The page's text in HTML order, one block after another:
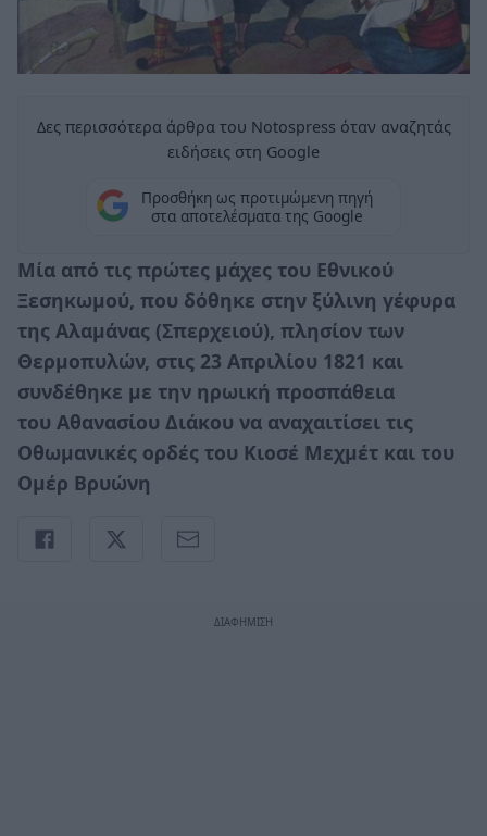
Δες περισσότερα άρθρα του Notospress όταν αναζητάς
ειδήσεις στη Google
Προσθήκη ως προτιμώμενη πηγή
στα αποτελέσματα της Google
Μία από τις πρώτες μάχες του Εθνικού
Ξεσηκωμού, που δόθηκε στην ξύλινη γέφυρα
της Αλαμάνας (Σπερχειού), πλησίον των
Θερμοπυλών, στις 23 Απριλίου 1821 και
συνδέθηκε με την ηρωική προσπάθεια
του Αθανασίου Διάκου να αναχαιτίσει τις
Οθωμανικές ορδές του Κιοσέ Μεχμέτ και του
Ομέρ Βρυώνη